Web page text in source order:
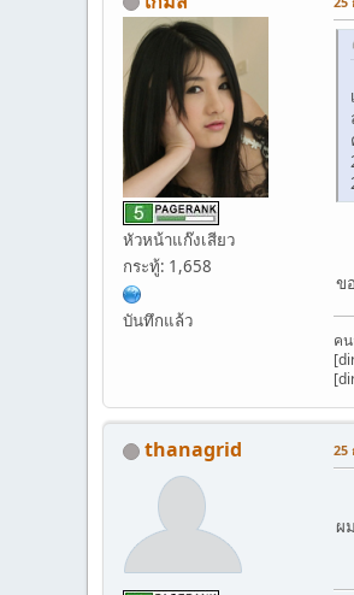
หัวหน้าแก๊งเสียว
กระทู้: 1,658
บันทึกแล้ว
ข
ค
thanagrid 25
ผ